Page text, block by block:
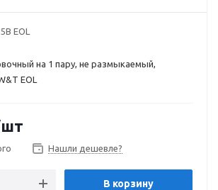
EOL
на 1 пару, не размыкаемый,
EOL
Нашли дешевле?
В корзину